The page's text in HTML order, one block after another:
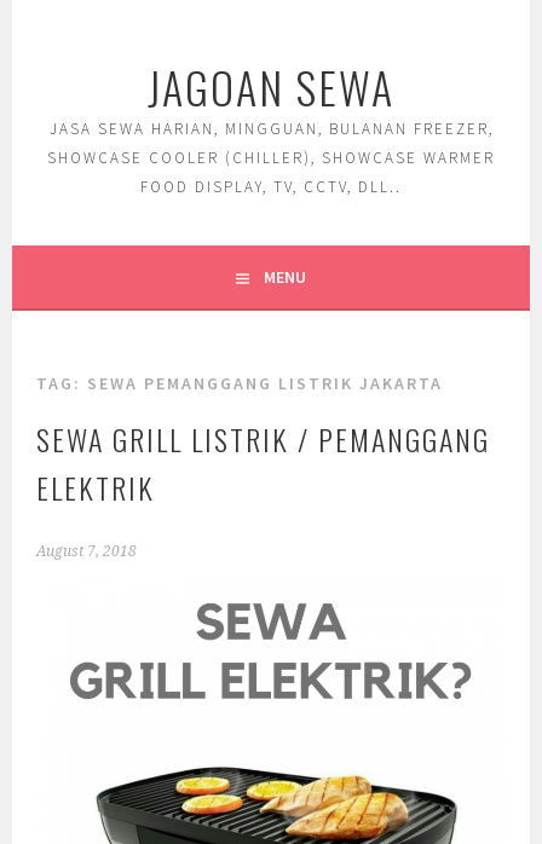
JAGOAN SEWA
JASA SEWA HARIAN, MINGGUAN, BULANAN FREEZER,
SHOWCASE COOLER (CHILLER), SHOWCASE WARMER
FOOD DISPLAY, TV, CCTV, DLL..
MENU
TAG: SEWA PEMANGGANG LISTRIK JAKARTA
SEWA GRILL LISTRIK / PEMANGGANG
ELEKTRIK
August 7, 2018